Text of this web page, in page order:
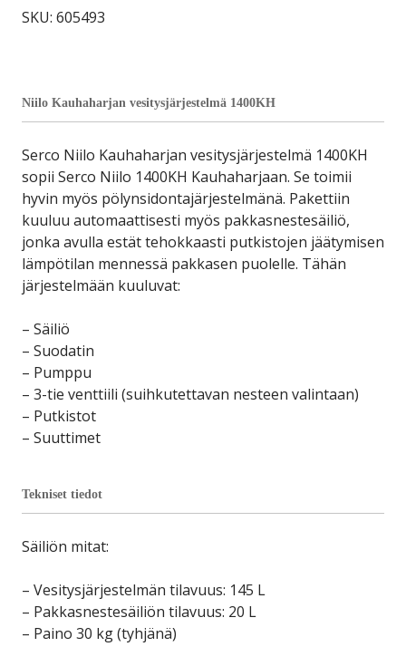
1400KH
SKU: 605493
Niilo Kauhaharjan vesitysjärjestelmä 1400KH
Serco Niilo Kauhaharjan vesitysjärjestelmä 1400KH
sopii Serco Niilo 1400KH Kauhaharjaan. Se toimii
hyvin myös pölynsidontajärjestelmänä. Pakettiin
kuuluu automaattisesti myös pakkasnestesäiliö,
jonka avulla estät tehokkaasti putkistojen jäätymisen
lämpötilan mennessä pakkasen puolelle. Tähän
järjestelmään kuuluvat:
– Säiliö
– Suodatin
– Pumppu
– 3-tie venttiili (suihkutettavan nesteen valintaan)
– Putkistot
– Suuttimet
Tekniset tiedot
Säiliön mitat:
– Vesitysjärjestelmän tilavuus: 145 L
– Pakkasnestesäiliön tilavuus: 20 L
– Paino 30 kg (tyhjänä)